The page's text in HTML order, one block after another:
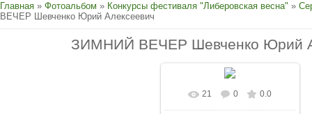
Главная » Фотоальбом » Конкурсы фестиваля "Либеровская весна" »
ВЕЧЕР Шевченко Юрий Алексеевич
ЗИМНИЙ ВЕЧЕР Шевченко Юрий
21 0 0.0